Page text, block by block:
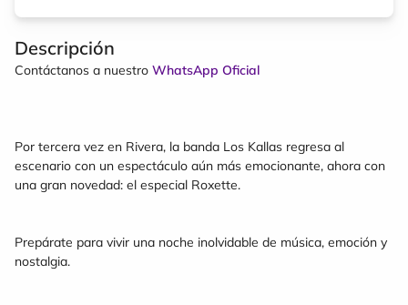
Descripción
Contáctanos a nuestro WhatsApp Oficial
Por tercera vez en Rivera, la banda Los Kallas regresa al
escenario con un espectáculo aún más emocionante, ahora con
una gran novedad: el especial Roxette.
Prepárate para vivir una noche inolvidable de música, emoción y
nostalgia.